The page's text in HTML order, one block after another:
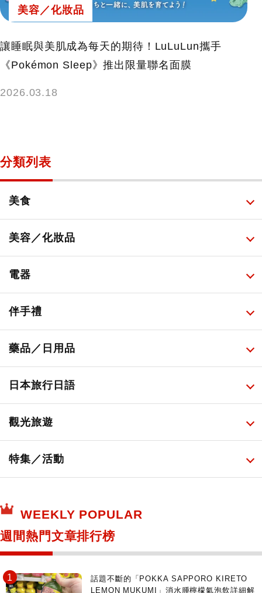
美容／化妝品
讓睡眠與美肌成為每天的期待！LuLuLun攜手
《Pokémon Sleep》推出限量聯名面膜
2026.03.18
分類列表
美食
所有
甜點・菓子
人氣店鋪美食
必吃的日式早餐
日本酒達人
美容／化妝品
所有
便利商店化妝品
藥妝店化妝品
電器
所有
健康/美容儀器
廚房家電
伴手禮
所有
伴手禮排行榜
免稅商店
藥品／日用品
所有
百圓商店
日常用藥
日本旅行日語
所有
觀光旅遊
所有
特集／活動
東京百貨店～TOKYO Depart～
WEEKLY POPULAR
週間熱門文章排行榜
話題不斷的「POKKA SAPPORO KIRETO
LEMON MUKUMI」消水腫檸檬氣泡飲詳細解